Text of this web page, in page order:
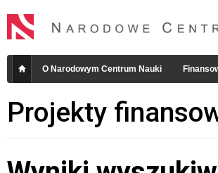
O Narodowym Centrum Nauki
Projekty